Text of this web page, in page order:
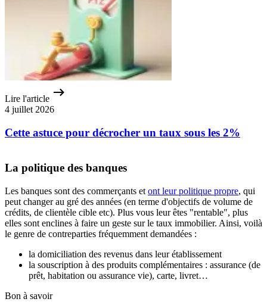
Lire l'article
4 juillet 2026
Cette astuce pour décrocher un taux sous les 2%
La politique des banques
Les banques sont des commerçants et ont leur politique propre, qui
peut changer au gré des années (en terme d'objectifs de volume de
crédits, de clientèle cible etc). Plus vous leur êtes "rentable", plus
elles sont enclines à faire un geste sur le taux immobilier. Ainsi, voilà
le genre de contreparties fréquemment demandées :
la domiciliation des revenus dans leur établissement
la souscription à des produits complémentaires : assurance (de
prêt, habitation ou assurance vie), carte, livret…
Bon à savoir